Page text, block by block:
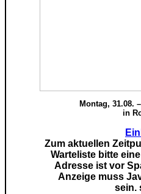
Montag, 31.08.
in
Zum aktuellen
Warteliste bitte
Adresse ist vor
Anzeige muss
sein.